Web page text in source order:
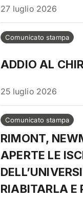
27 luglio 2026
Comunicato stampa
ADDIO AL
25 luglio 2026
Comunicato stampa
RIMONT,
APERTE LE
RIABITARLA E